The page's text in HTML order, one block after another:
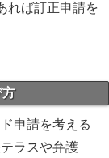
れば訂正申請を
申請を考える
ラスや弁護